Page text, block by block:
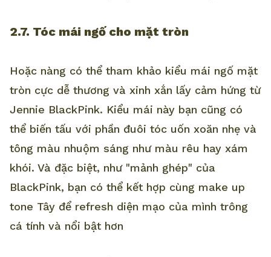
2.7. Tóc mái ngố cho mặt tròn
Hoặc nàng có thể tham khảo kiểu mái ngố mặt
tròn cực dễ thương và xinh xắn lấy cảm hứng từ
Jennie BlackPink. Kiểu mái này bạn cũng có
thể biến tấu với phần đuôi tóc uốn xoăn nhẹ và
tông màu nhuộm sáng như màu rêu hay xám
khói. Và đặc biệt, như "mảnh ghép" của
BlackPink, bạn có thể kết hợp cùng make up
tone Tây để refresh diện mạo của mình trông
cá tính và nổi bật hơn